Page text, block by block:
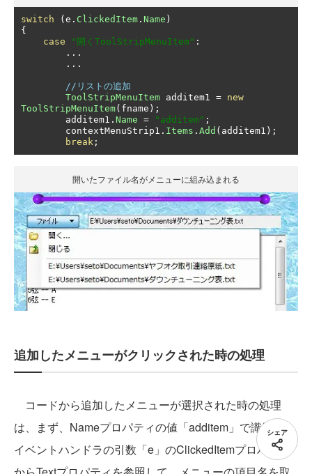
switch (e . ClickedItem . Name )
{
case
"開くToolStripMenuItem" :
...
...
//リストの追加
ToolStripMenuItem additem1 = new
ToolStripMenuItem( fname );
        additem1
. Name = "additem" ;
        contextMenuStrip1
. Items . Add ( additem1 );
break ;
開いたファイル名がメニューに組み込まれる
追加したメニューがクリックされた時の処理
コードから追加したメニューが選択された時の処理
は、まず、Nameプロパティの値「additem」で識別し、
イベントハンドラの引数「e」のClickedItemプロパティ
シェア